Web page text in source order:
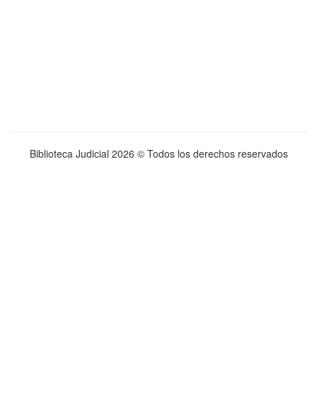
Biblioteca Judicial 2026 © Todos los derechos reservados